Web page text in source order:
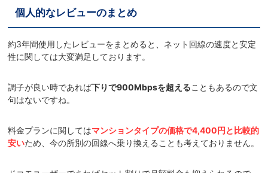
個人的なレビューのまとめ
約3年間使用したレビューをまとめると、ネット回線の速度と安定
性に関しては大変満足しております。
調子が良い時であれば下りで900Mbpsを超えることもあるので文
句はないですね。
料金プランに関してはマンションタイプの価格で4,400円と比較的
安いため、今の所別の回線へ乗り換えることも考えておりません。